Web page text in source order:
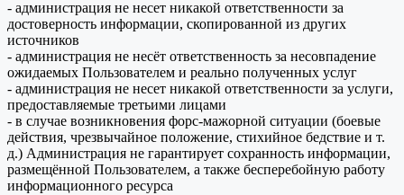
- администрация не несет никакой ответственности за
достоверность информации, скопированной из других
источников
- администрация не несёт ответственность за несовпадение
ожидаемых Пользователем и реально полученных услуг
- администрация не несет никакой ответственности за услуги,
предоставляемые третьими лицами
- в случае возникновения форс-мажорной ситуации (боевые
действия, чрезвычайное положение, стихийное бедствие и т.
д.) Администрация не гарантирует сохранность информации,
размещённой Пользователем, а также бесперебойную работу
информационного ресурса